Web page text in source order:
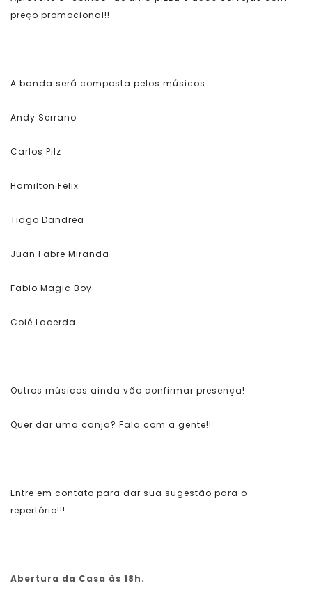
preço promocional!!
A banda será composta pelos músicos:
Andy Serrano
Carlos Pilz
Hamilton Felix
Tiago Dandrea
Juan Fabre Miranda
Fabio Magic Boy
Coié Lacerda
Outros músicos ainda vão confirmar presença!
Quer dar uma canja? Fala com a gente!!
Entre em contato para dar sua sugestão para o
repertório!!!
Abertura da Casa às 18h.